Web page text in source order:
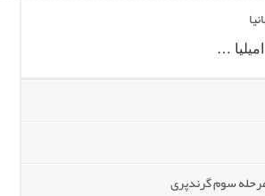
جهان ۲۰۱۹
سوم گرندپری